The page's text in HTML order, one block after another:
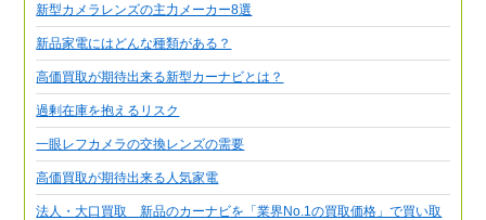
新型カメラレンズの主力メーカー8選
新品家電にはどんな種類がある？
高価買取が期待出来る新型カーナビとは？
過剰在庫を抱えるリスク
一眼レフカメラの交換レンズの需要
高価買取が期待出来る人気家電
法人・大口買取 新品のカーナビを「業界No.1の買取価格」で買い取